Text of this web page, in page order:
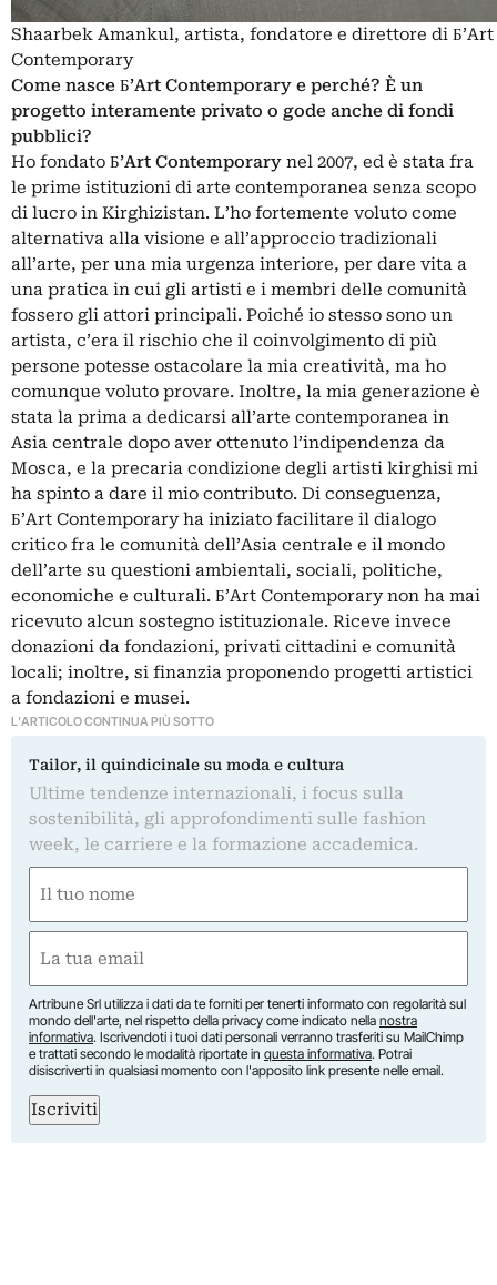
Shaarbek Amankul, artista, fondatore e direttore di Б’Art
Contemporary
Come nasce Б’Art Contemporary e perché? È un
progetto interamente privato o gode anche di fondi
pubblici?
Ho fondato Б’Art Contemporary nel 2007, ed è stata fra
le prime istituzioni di arte contemporanea senza scopo
di lucro in Kirghizistan. L’ho fortemente voluto come
alternativa alla visione e all’approccio tradizionali
all’arte, per una mia urgenza interiore, per dare vita a
una pratica in cui gli artisti e i membri delle comunità
fossero gli attori principali. Poiché io stesso sono un
artista, c’era il rischio che il coinvolgimento di più
persone potesse ostacolare la mia creatività, ma ho
comunque voluto provare. Inoltre, la mia generazione è
stata la prima a dedicarsi all’arte contemporanea in
Asia centrale dopo aver ottenuto l’indipendenza da
Mosca, e la precaria condizione degli artisti kirghisi mi
ha spinto a dare il mio contributo. Di conseguenza,
Б’Art Contemporary ha iniziato facilitare il dialogo
critico fra le comunità dell’Asia centrale e il mondo
dell’arte su questioni ambientali, sociali, politiche,
economiche e culturali. Б’Art Contemporary non ha mai
ricevuto alcun sostegno istituzionale. Riceve invece
donazioni da fondazioni, privati cittadini e comunità
locali; inoltre, si finanzia proponendo progetti artistici
a fondazioni e musei.
L'ARTICOLO CONTINUA PIÙ SOTTO
Tailor, il quindicinale su moda e cultura
Ultime tendenze internazionali, i focus sulla
sostenibilità, gli approfondimenti sulle fashion
week, le carriere e la formazione accademica.
(Obbligatorio)
Nome
(Obbligatorio)
Artribune Srl utilizza i dati da te forniti per tenerti informato con regolarità sul
mondo dell'arte, nel rispetto della privacy come indicato nella nostra
informativa. Iscrivendoti i tuoi dati personali verranno trasferiti su MailChimp
e trattati secondo le modalità riportate in questa informativa. Potrai
disiscriverti in qualsiasi momento con l'apposito link presente nelle email.
Iscriviti